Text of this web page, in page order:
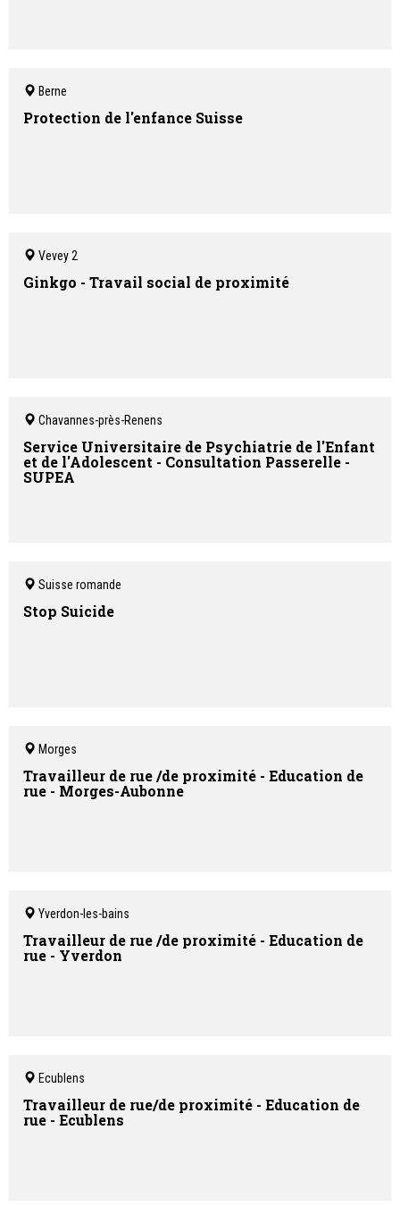
Berne
Protection de l'enfance Suisse
Vevey 2
Ginkgo - Travail social de proximité
Chavannes-près-Renens
Service Universitaire de Psychiatrie de l'Enfant
et de l'Adolescent - Consultation Passerelle -
SUPEA
Suisse romande
Stop Suicide
Morges
Travailleur de rue /de proximité - Education de
rue - Morges-Aubonne
Yverdon-les-bains
Travailleur de rue /de proximité - Education de
rue - Yverdon
Ecublens
Travailleur de rue/de proximité - Education de
rue - Ecublens